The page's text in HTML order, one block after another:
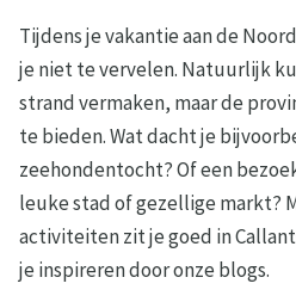
Tijdens je vakantie aan de
je niet te vervelen. Natuurlijk
strand vermaken, maar de
te bieden. Wat dacht je
zeehondentocht? Of een
leuke stad of gezellige markt?
activiteiten zit je goed in
je inspireren door onze blogs.